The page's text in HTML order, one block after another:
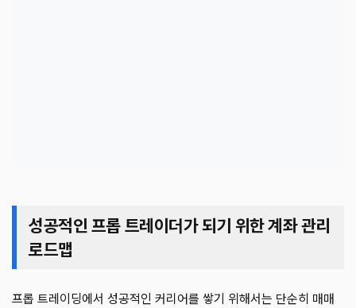
성공적인 프롭 트레이더가 되기 위한 계좌 관리
로드맵
프롭 트레이딩에서 성공적인 커리어를 쌓기 위해서는 단순히 매매